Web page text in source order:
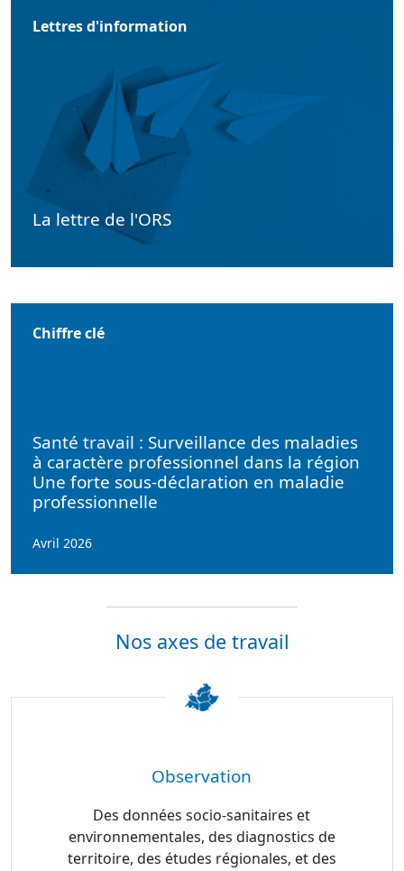
Lettres d'information
La lettre de l'ORS
Chiffre clé
Santé travail : Surveillance des maladies
à caractère professionnel dans la région
Une forte sous-déclaration en maladie
professionnelle
Avril 2026
Nos axes de travail
Observation
Des données socio-sanitaires et
environnementales, des diagnostics de
territoire, des études régionales, et des